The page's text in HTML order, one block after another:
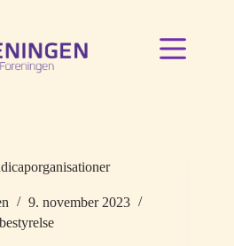
9. november 2023